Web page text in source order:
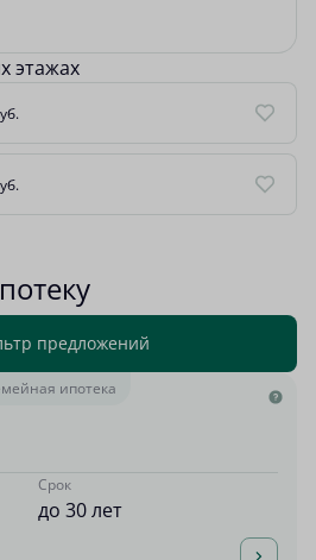
этажах
предложений
ипотека
Срок
до 30 лет